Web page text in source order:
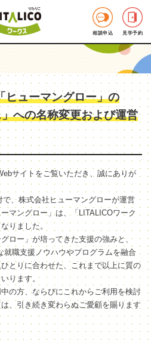
相談申込 見学予約
ヒューマングロー」の
への名称変更および運営
サイトをご覧いただき、誠にありが
、株式会社ヒューマングローが運営
マングロー」は、「LITALICOワーク
りました。
ロー」が培ってきた支援の強みと、
就職支援ノウハウやプログラムを融合
とりに合わせた、これまで以上に質の
ります。
の方、ならびにこれからご利用を検討
、引き続き変わらぬご愛顧を賜ります